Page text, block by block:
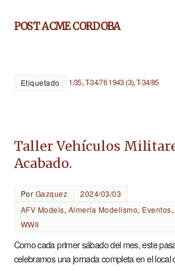
POST ACME CORDOBA
Etiquetado 1/35,T-34/76 1943 (3),T-34/85
Taller Vehículos
Acabado.
Por Gazquez
2024/03/03
AFV Models, Almería Modelismo, Eventos,
WWII
Como cada primer sábado del mes, este
celebramos una jornada completa en el